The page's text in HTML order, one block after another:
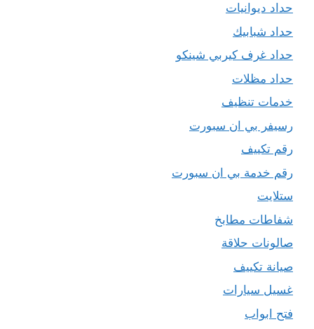
حداد ديوانيات
حداد شبابيك
حداد غرف كيربي شينكو
حداد مظلات
خدمات تنظيف
رسيفر بي ان سبورت
رقم تكييف
رقم خدمة بي ان سبورت
ستلايت
شفاطات مطابخ
صالونات حلاقة
صيانة تكييف
غسيل سيارات
فتح ابواب